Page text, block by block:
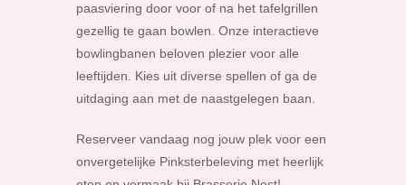
paasviering door voor of na het tafelgrillen
gezellig te gaan bowlen. Onze interactieve
bowlingbanen beloven plezier voor alle
leeftijden. Kies uit diverse spellen of ga de
uitdaging aan met de naastgelegen baan.
Reserveer vandaag nog jouw plek voor een
onvergetelijke Pinksterbeleving met heerlijk